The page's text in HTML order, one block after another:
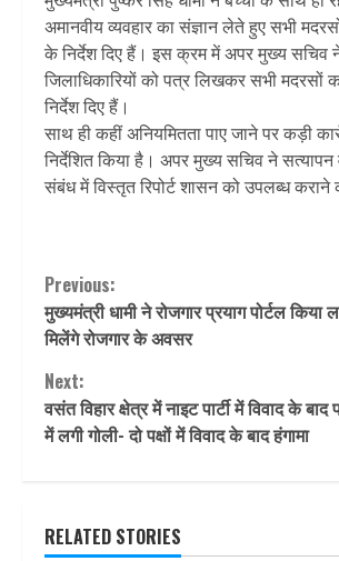
अमानवीय व्यवहार का संज्ञान लेते हुए सभी
के निर्देश दिए हैं। इस क्रम में अपर मुख्य सचिव
जिलाधिकारियों को पत्र लिखकर सभी मदरसों
निर्देश दिए हैं।
साथ ही कहीं अनियमितता पाए जाने पर कड़ी
निर्देशित किया है। अपर मुख्य सचिव ने सत्यापन
संबंध में विस्तृत रिपोर्ट शासन को उपलब्ध कराने
Continue
Reading
Previous:
मुख्यमंत्री धामी ने रोजगार प्रयाग पोर्टल
मिलेंगे रोजगार के अवसर
Next:
वसंत विहार क्षेत्र में नाइट पार्टी में विवाद के
में लगी गोली- दो पक्षों में विवाद के बाद हंगामा
RELATED STORIES